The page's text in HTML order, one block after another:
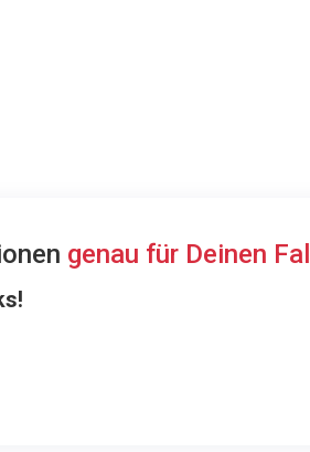
genau für Deinen Fall